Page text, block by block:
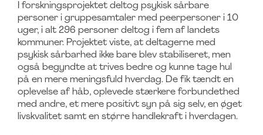
I forskningsprojektet deltog psykisk sårbare
personer i gruppesamtaler med peerpersoner i 10
uger, i alt 296 personer deltog i fem af landets
kommuner. Projektet viste, at deltagerne med
psykisk sårbarhed ikke bare blev stabiliseret, men
også begyndte at trives bedre og kunne tage hul
på en mere meningsfuld hverdag. De fik tændt en
oplevelse af håb, oplevede stærkere forbundethed
med andre, et mere positivt syn på sig selv, en øget
livskvalitet samt en større handlekraft i hverdagen.